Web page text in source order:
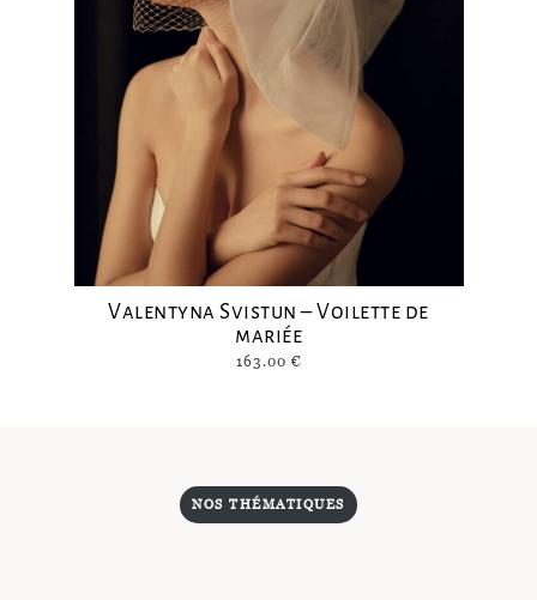
Valentyna Svistun – Voilette de
mariée
163.00 €
NOS THÉMATIQUES